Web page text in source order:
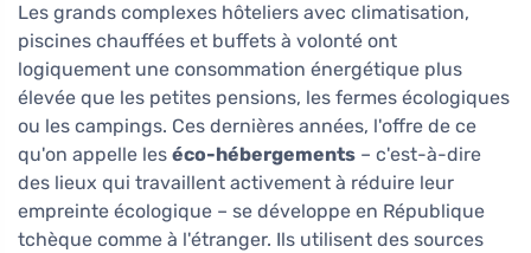
Les grands complexes hôteliers avec climatisation,
piscines chauffées et buffets à volonté ont
logiquement une consommation énergétique plus
élevée que les petites pensions, les fermes écologiques
ou les campings. Ces dernières années, l'offre de ce
qu'on appelle les éco-hébergements – c'est-à-dire
des lieux qui travaillent activement à réduire leur
empreinte écologique – se développe en République
tchèque comme à l'étranger. Ils utilisent des sources